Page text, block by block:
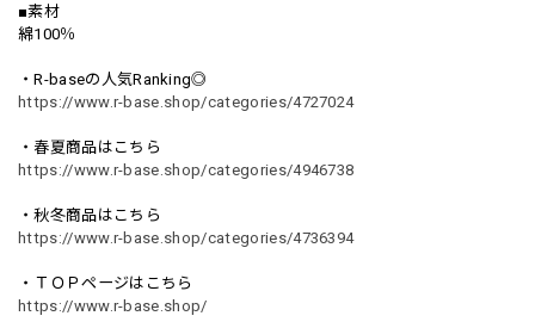
■素材
綿100％
・R-baseの人気Ranking◎
https://www.r-base.shop/categories/4727024
・春夏商品はこちら
https://www.r-base.shop/categories/4946738
・秋冬商品はこちら
https://www.r-base.shop/categories/4736394
・ＴＯＰページはこちら
https://www.r-base.shop/